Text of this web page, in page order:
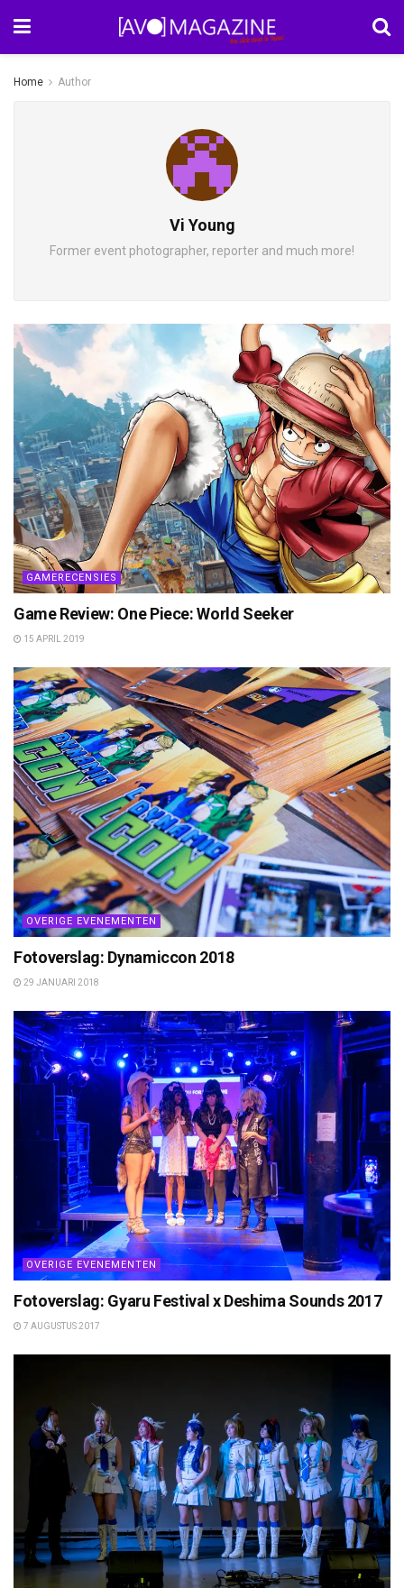
Home Author
Vi Young
Former event photographer, reporter and much more!
GAMERECENSIES
Game Review: One Piece: World Seeker
15 APRIL 2019
OVERIGE EVENEMENTEN
Fotoverslag: Dynamiccon 2018
29 JANUARI 2018
OVERIGE EVENEMENTEN
Fotoverslag: Gyaru Festival x Deshima Sounds 2017
7 AUGUSTUS 2017